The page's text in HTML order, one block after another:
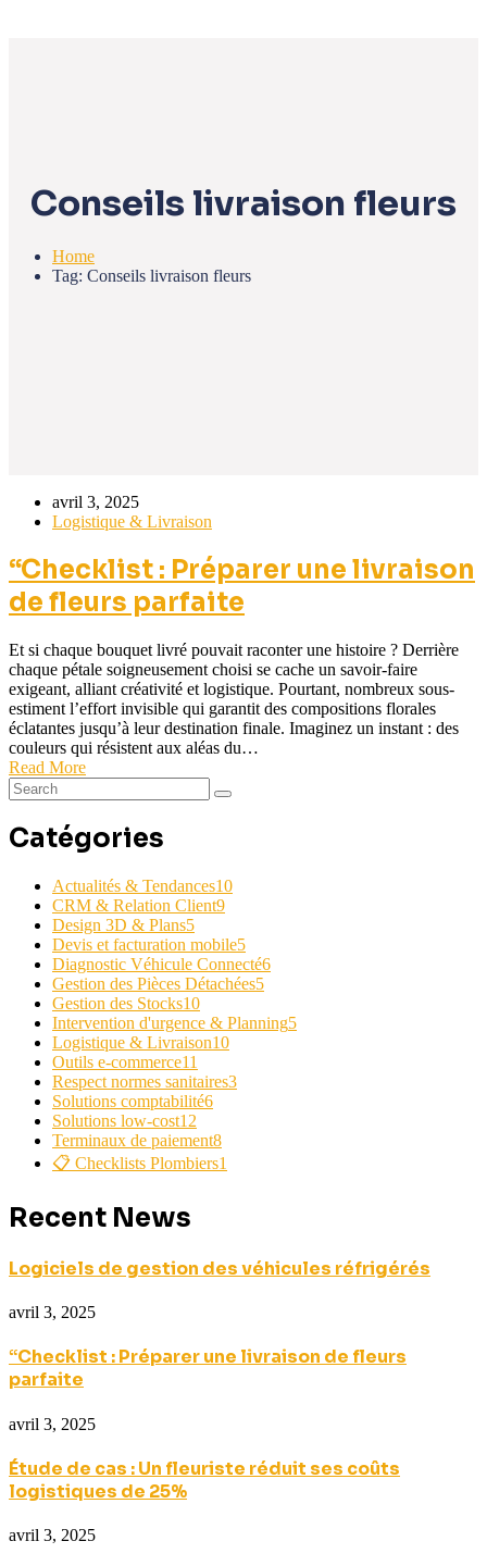
Conseils livraison fleurs
Home
Tag: Conseils livraison fleurs
avril 3, 2025
Logistique & Livraison
“Checklist : Préparer une livraison
de fleurs parfaite
Et si chaque bouquet livré pouvait raconter une histoire ? Derrière
chaque pétale soigneusement choisi se cache un savoir-faire
exigeant, alliant créativité et logistique. Pourtant, nombreux sous-
estiment l’effort invisible qui garantit des compositions florales
éclatantes jusqu’à leur destination finale. Imaginez un instant : des
couleurs qui résistent aux aléas du…
Read More
Catégories
Actualités & Tendances10
CRM & Relation Client9
Design 3D & Plans5
Devis et facturation mobile5
Diagnostic Véhicule Connecté6
Gestion des Pièces Détachées5
Gestion des Stocks10
Intervention d'urgence & Planning5
Logistique & Livraison10
Outils e-commerce11
Respect normes sanitaires3
Solutions comptabilité6
Solutions low-cost12
Terminaux de paiement8
📋 Checklists Plombiers1
Recent News
Logiciels de gestion des véhicules réfrigérés
avril 3, 2025
“Checklist : Préparer une livraison de fleurs
parfaite
avril 3, 2025
Étude de cas : Un fleuriste réduit ses coûts
logistiques de 25%
avril 3, 2025